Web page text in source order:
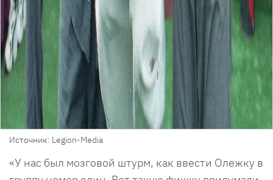
Источник: Legion-Media
«У нас был мозговой штурм, как ввести Олежку в